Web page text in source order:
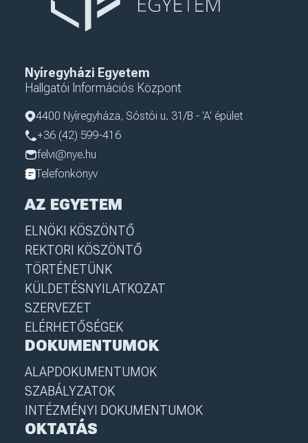
Nyíregyházi Egyetem
Hallgatói Információs Központ
4400 Nyíregyháza, Sóstói u. 31/B - 'A' épület
+36 (42) 599-416
felvi@nye.hu
Telefonkönyv
AZ EGYETEM
ELNÖKI KÖSZÖNTŐ
REKTORI KÖSZÖNTŐ
TÖRTÉNETÜNK
KÜLDETÉSNYILATKOZAT
SZERVEZET
ELÉRHETŐSÉGEK
DOKUMENTUMOK
ALAPDOKUMENTUMOK
SZABÁLYZATOK
INTÉZMÉNYI DOKUMENTUMOK
OKTATÁS